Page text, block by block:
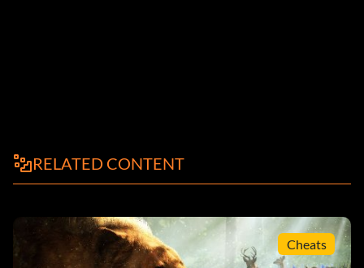
RELATED CONTENT
Cheats